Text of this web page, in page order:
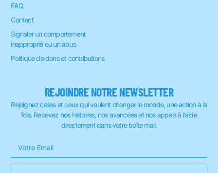
FAQ
Contact
Signaler un comportement
inapproprié ou un abus
Politique de dons et contributions
REJOINDRE NOTRE NEWSLETTER
Rejoignez celles et ceux qui veulent changer le monde, une action à la
fois. Recevez nos histoires, nos avancées et nos appels à l’aide
directement dans votre boîte mail.